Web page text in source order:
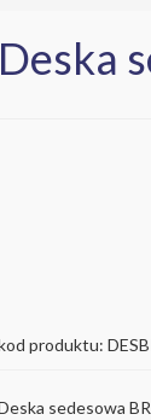
Deska
produktu:
sedesowa